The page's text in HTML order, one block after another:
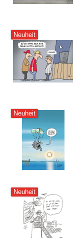
Neuheit
Neuheit
Neuheit